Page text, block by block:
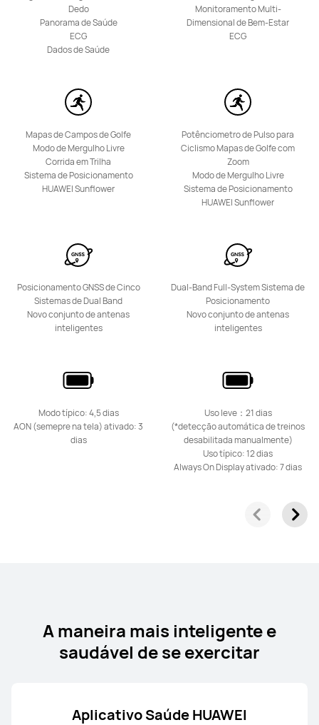
Dedo
Panorama de Saúde
ECG
Dados de Saúde
Mapas de Campos de Golfe
Modo de Mergulho Livre
Corrida em Trilha
Sistema de Posicionamento
HUAWEI Sunflower
Posicionamento GNSS de Cinco
Sistemas de Dual Band
Novo conjunto de antenas
inteligentes
Modo típico: 4,5 dias
AON (semepre na tela) ativado: 3
dias
Monitoramento Multi-
Dimensional de Bem-Estar
ECG
Potênciometro de Pulso para
Ciclismo Mapas de Golfe com
Zoom
Modo de Mergulho Livre
Sistema de Posicionamento
HUAWEI Sunflower
Dual-Band Full-System Sistema de
Posicionamento
Novo conjunto de antenas
inteligentes
Uso leve：21 dias
(*detecção automática de treinos
desabilitada manualmente)
Uso típico: 12 dias
Always On Display ativado: 7 dias
A maneira mais inteligente e
saudável de se exercitar
Aplicativo Saúde HUAWEI